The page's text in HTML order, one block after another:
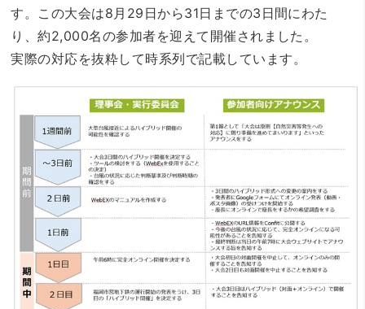
す。この大会は8月29日から31日までの3日間にわた
り、約2,000名の参加者を迎えて開催されました。
実際の対応を抜粋して時系列で記載しています。